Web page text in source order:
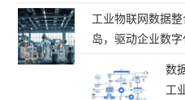
工业物联网数据
岛，驱动企业数
数
工